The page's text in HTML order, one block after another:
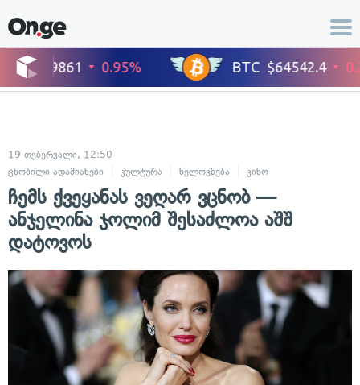
19 თებერვალი, 12:50
ცნობილი ადამიანები
კულტურა ხელოვნება კინო
ჩემს ქვეყანას ვეღარ ვცნობ —
ანჯელინა ჯოლიმ შესაძლოა აშშ
დატოვოს